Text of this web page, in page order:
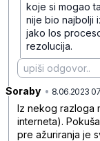
koje si mogao
nije bio najbolji
jako los
rezolucija.
Soraby • 8.06.2023
Iz nekog razloga
interneta).
pre ažuriranja je